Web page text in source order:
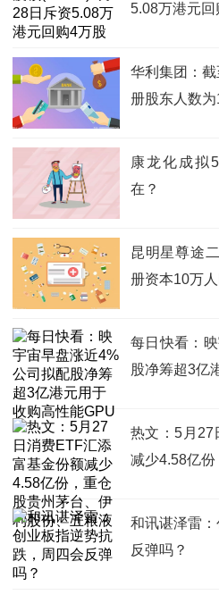
5.08万港元回
华利集团：
册股东人数为
康龙化成拟
在？
昆明星尊途
册资本10万
每日快看：
股净筹超3亿
热文：5月27
减少4.58亿
和讯谌泽雷
反弹吗？